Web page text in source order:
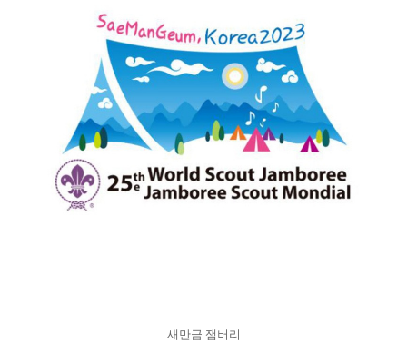
새만금 잼버리